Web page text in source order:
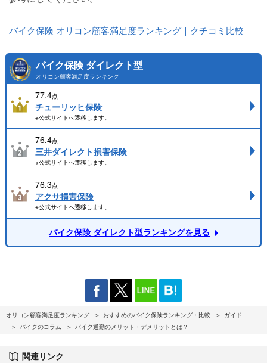
バイク保険 オリコン顧客満足度ランキング｜クチコミ比較
バイク保険 ダイレクト型
オリコン顧客満足度ランキング
77.4点
チューリッヒ保険
※公式サイトへ遷移します。
76.4点
三井ダイレクト損害保険
※公式サイトへ遷移します。
76.3点
アクサ損害保険
※公式サイトへ遷移します。
バイク保険 ダイレクト型ランキングを見る
オリコン顧客満足度ランキング おすすめのバイク保険ランキング・比較
ガイド
バイクのコラム
バイク通勤のメリット・デメリットとは？
関連リンク